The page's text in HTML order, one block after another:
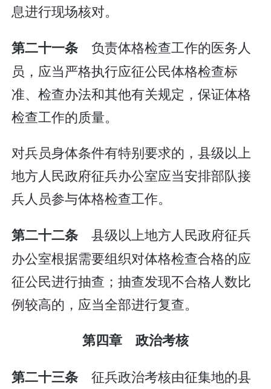
息进行现场核对。
第二十一条 负责体格检查工作的医务人
员，应当严格执行应征公民体格检查标
准、检查办法和其他有关规定，保证体格
检查工作的质量。
对兵员身体条件有特别要求的，县级以上
地方人民政府征兵办公室应当安排部队接
兵人员参与体格检查工作。
第二十二条 县级以上地方人民政府征兵
办公室根据需要组织对体格检查合格的应
征公民进行抽查；抽查发现不合格人数比
例较高的，应当全部进行复查。
第四章 政治考核
第二十三条 征兵政治考核由征集地的县